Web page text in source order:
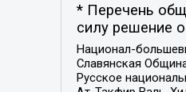
* Перечень
силу решение
Национал-
Славянская
Русское